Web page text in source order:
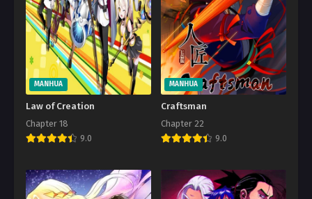
MANHUA
Law of Creation
Chapter 18
9.0
MANHUA
Craftsman
Chapter 22
9.0